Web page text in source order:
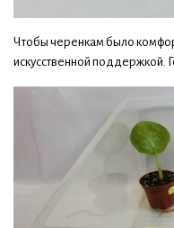
Чтобы черенкам было
искусственной поддержкой.